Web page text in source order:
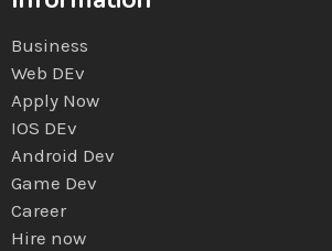
Business
Web DEv
Apply Now
IOS DEv
Android Dev
Game Dev
Career
Hire now